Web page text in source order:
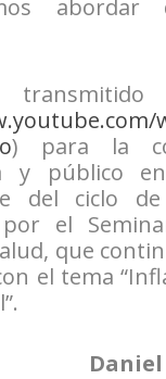
abordar
) para la
y público
del ciclo de
el
que
el tema